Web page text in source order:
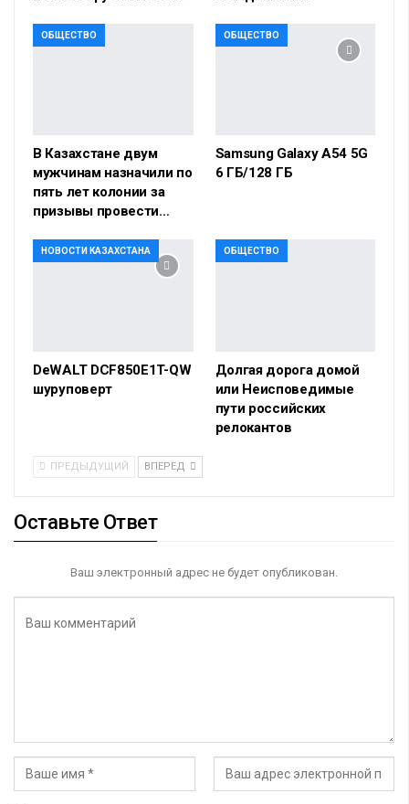
ОБЩЕСТВО
В Казахстане двум
мужчинам назначили по
пять лет колонии за
призывы провести…
ОБЩЕСТВО
Samsung Galaxy A54 5G
6 ГБ/128 ГБ
НОВОСТИ КАЗАХСТАНА
DeWALT DCF850E1T-QW
шуруповерт
ОБЩЕСТВО
Долгая дорога домой
или Неисповедимые
пути российских
релокантов
ПРЕДЫДУЩИЙ ВПЕРЕД
Оставьте Ответ
Ваш электронный адрес не будет опубликован.